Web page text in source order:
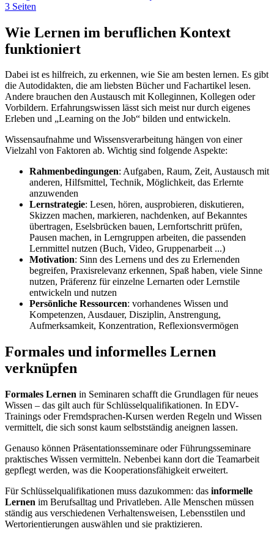
3 Seiten
Wie Lernen im beruflichen Kontext
funktioniert
Dabei ist es hilfreich, zu erkennen, wie Sie am besten lernen. Es gibt
die Autodidakten, die am liebsten Bücher und Fachartikel lesen.
Andere brauchen den Austausch mit Kolleginnen, Kollegen oder
Vorbildern. Erfahrungswissen lässt sich meist nur durch eigenes
Erleben und „Learning on the Job“ bilden und entwickeln.
Wissensaufnahme und Wissensverarbeitung hängen von einer
Vielzahl von Faktoren ab. Wichtig sind folgende Aspekte:
Rahmenbedingungen: Aufgaben, Raum, Zeit, Austausch mit
anderen, Hilfsmittel, Technik, Möglichkeit, das Erlernte
anzuwenden
Lernstrategie: Lesen, hören, ausprobieren, diskutieren,
Skizzen machen, markieren, nachdenken, auf Bekanntes
übertragen, Eselsbrücken bauen, Lernfortschritt prüfen,
Pausen machen, in Lerngruppen arbeiten, die passenden
Lernmittel nutzen (Buch, Video, Gruppenarbeit ...)
Motivation: Sinn des Lernens und des zu Erlernenden
begreifen, Praxisrelevanz erkennen, Spaß haben, viele Sinne
nutzen, Präferenz für einzelne Lernarten oder Lernstile
entwickeln und nutzen
Persönliche Ressourcen: vorhandenes Wissen und
Kompetenzen, Ausdauer, Disziplin, Anstrengung,
Aufmerksamkeit, Konzentration, Reflexionsvermögen
Formales und informelles Lernen
verknüpfen
Formales Lernen in Seminaren schafft die Grundlagen für neues
Wissen – das gilt auch für Schlüsselqualifikationen. In EDV-
Trainings oder Fremdsprachen-Kursen werden Regeln und Wissen
vermittelt, die sich sonst kaum selbstständig aneignen lassen.
Genauso können Präsentationsseminare oder Führungsseminare
praktisches Wissen vermitteln. Nebenbei kann dort die Teamarbeit
gepflegt werden, was die Kooperationsfähigkeit erweitert.
Für Schlüsselqualifikationen muss dazukommen: das informelle
Lernen im Berufsalltag und Privatleben. Alle Menschen müssen
ständig aus verschiedenen Verhaltensweisen, Lebensstilen und
Wertorientierungen auswählen und sie praktizieren.